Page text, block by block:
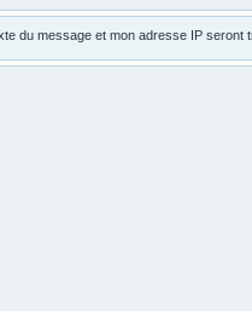
du message et mon adresse IP